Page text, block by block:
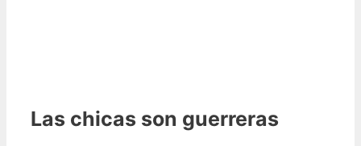
Las chicas son guerreras